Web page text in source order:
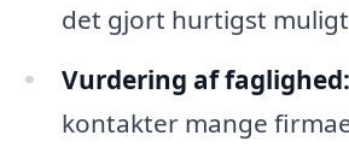
det gjort hurtigst
Vurdering af faglighed:
kontakter mange